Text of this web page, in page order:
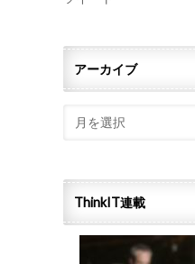
アーカイブ
ThinkIT連載